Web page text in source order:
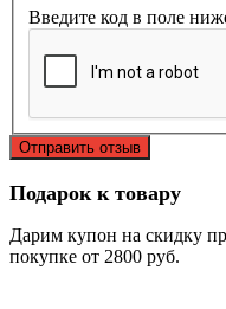
Введите код в поле
Отправить отзыв
Подарок к товару
Дарим купон на скидку
покупке от 2800 руб.